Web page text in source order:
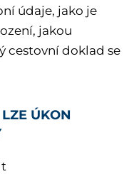
údaje, jako je
jakou
cestovní doklad se
ÚKON